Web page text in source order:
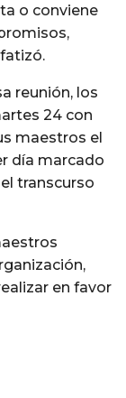
o conviene
reunión, los
24 con
maestros el
día marcado
transcurso
en favor